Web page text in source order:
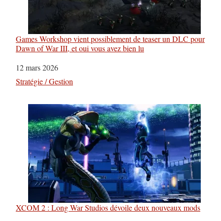
Games Workshop vient possiblement de teaser un DLC pour
Dawn of War III, et oui vous avez bien lu
Date
12 mars 2026
Par rapport à
Stratégie / Gestion
XCOM 2 : Long War Studios dévoile deux nouveaux mods